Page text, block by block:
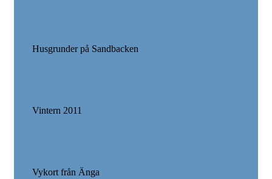
Husgrunder på Sandbacken
Vintern 2011
Vykort från Änga